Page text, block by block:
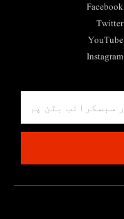
Facebook
Twitter
YouTube
Instagram